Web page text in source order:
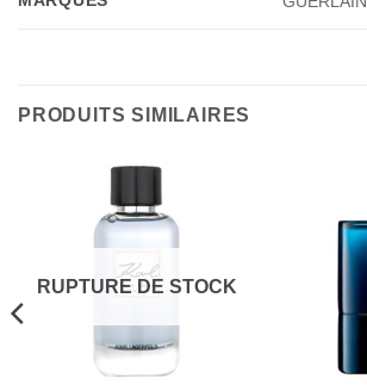
PRODUITS SIMILAIRES
RUPTURE DE STOCK